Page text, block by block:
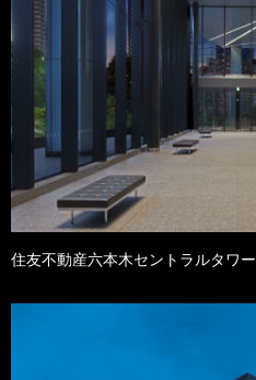
住友不動産六本木セントラルタワー